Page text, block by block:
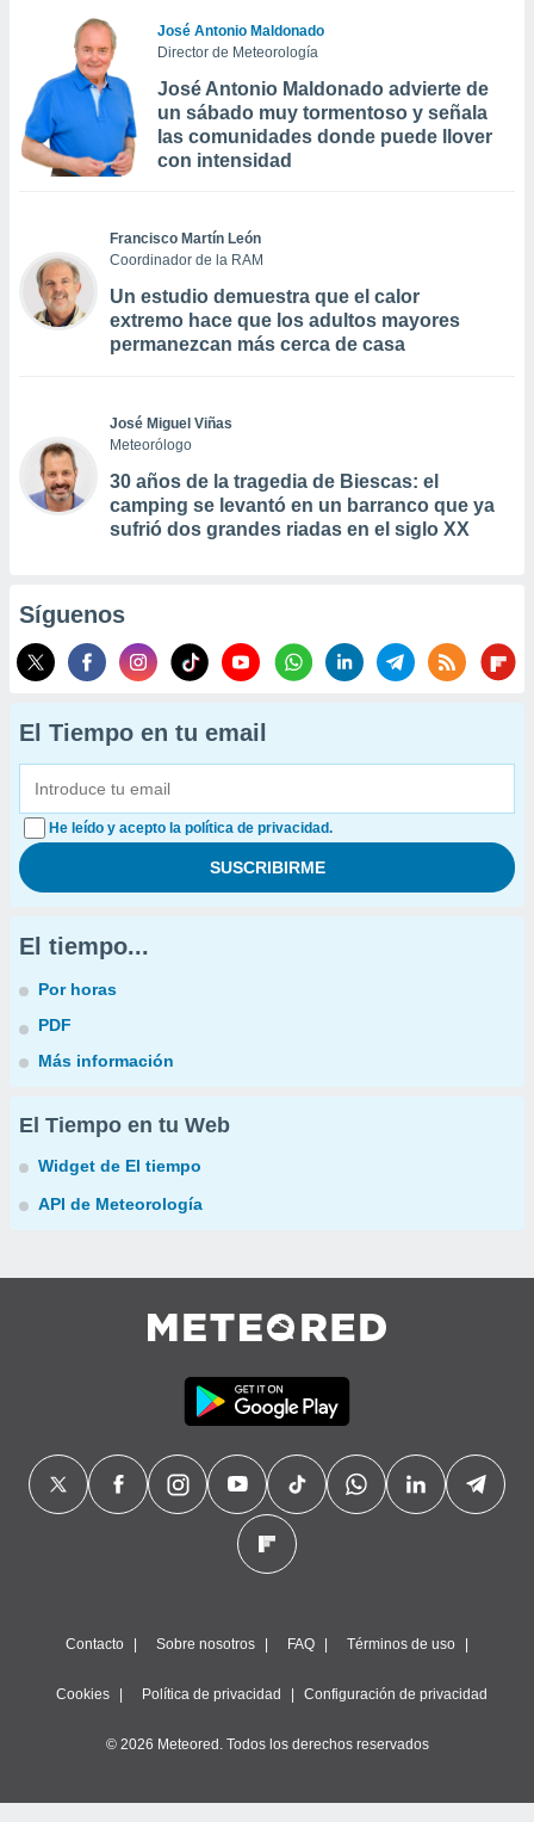
José Antonio Maldonado
Director de Meteorología
José Antonio Maldonado advierte de
un sábado muy tormentoso y señala
las comunidades donde puede llover
con intensidad
Francisco Martín León
Coordinador de la RAM
Un estudio demuestra que el calor
extremo hace que los adultos mayores
permanezcan más cerca de casa
José Miguel Viñas
Meteorólogo
30 años de la tragedia de Biescas: el
camping se levantó en un barranco que ya
sufrió dos grandes riadas en el siglo XX
Síguenos
El Tiempo en tu email
He leído y acepto la política de privacidad.
El tiempo...
Por horas
PDF
Más información
El Tiempo en tu Web
Widget de El tiempo
API de Meteorología
Contacto Sobre nosotros FAQ Términos de uso
Cookies Política de privacidad Configuración de privacidad
© 2026 Meteored. Todos los derechos reservados